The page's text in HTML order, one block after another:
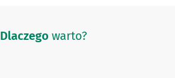
Dlaczego warto?